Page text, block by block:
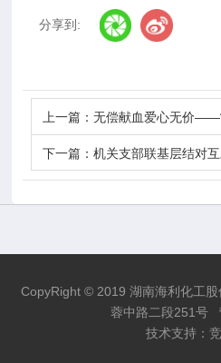
分享到:
上一篇：无偿献血爱心无价——
下一篇：机关支部联基层结对互
CopyRight © 2019 湖南海利化工
蓉中路二段251号
技术支持：